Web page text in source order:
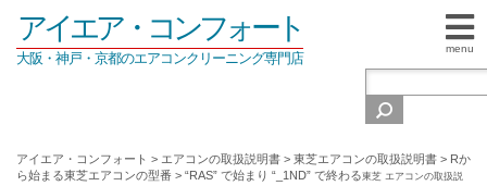
menu
アイエア・コンフォート
大阪・神戸・京都のエアコンクリーニング専門店
アイエア・コンフォート > エアコンの取扱説明書 > 東芝エアコンの取扱説明書 > Rか
ら始まる東芝エアコンの型番 > “RAS” で始まり “_1ND” で終わる東芝 エアコンの取扱説